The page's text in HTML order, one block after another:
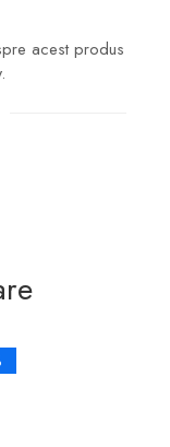
acest produs